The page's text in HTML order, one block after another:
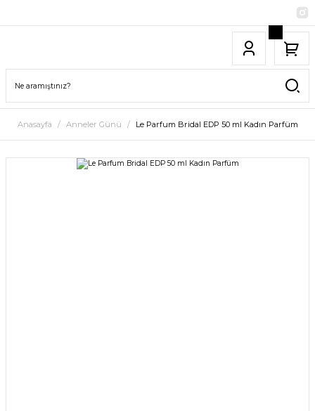
Anasayfa Anneler Günü Le Parfum Bridal EDP 50 ml Kadın Parfüm